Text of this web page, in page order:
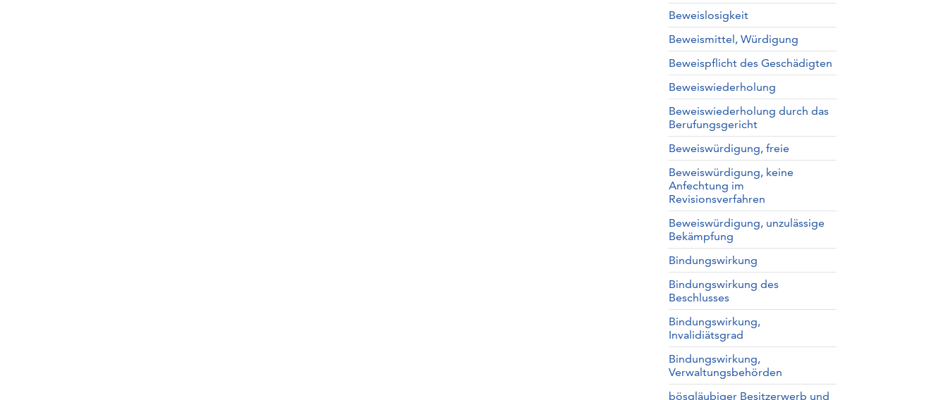
Beweislosigkeit
Beweismittel, Würdigung
Beweispflicht des Geschädigten
Beweiswiederholung
Beweiswiederholung durch das
Berufungsgericht
Beweiswürdigung, freie
Beweiswürdigung, keine
Anfechtung im
Revisionsverfahren
Beweiswürdigung, unzulässige
Bekämpfung
Bindungswirkung
Bindungswirkung des
Beschlusses
Bindungswirkung,
Invalidiätsgrad
Bindungswirkung,
Verwaltungsbehörden
bösgläubiger Besitzerwerb und